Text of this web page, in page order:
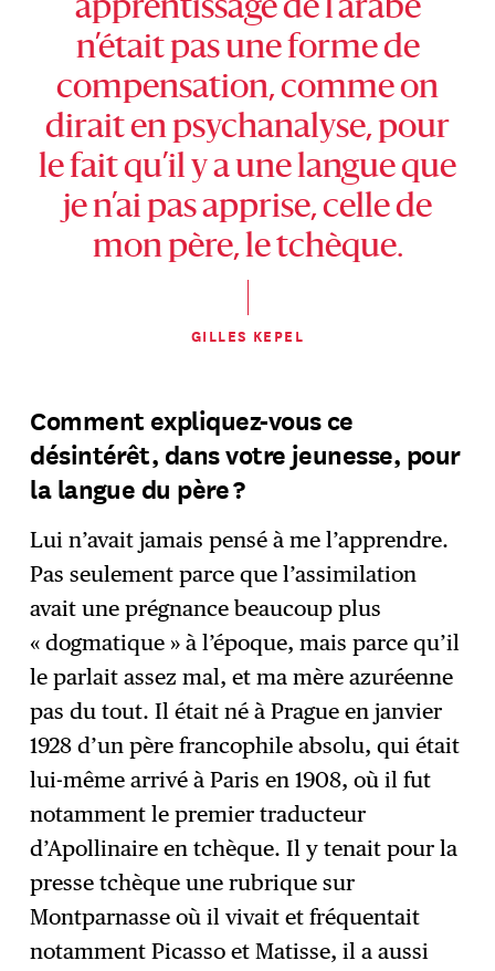
apprentissage de l’arabe
n’était pas une forme de
compensation, comme on
dirait en psychanalyse, pour
le fait qu’il y a une langue que
je n’ai pas apprise, celle de
mon père, le tchèque.
GILLES KEPEL
Comment expliquez-vous ce
désintérêt, dans votre jeunesse, pour
la langue du père ?
Lui n’avait jamais pensé à me l’apprendre.
Pas seulement parce que l’assimilation
avait une prégnance beaucoup plus
« dogmatique » à l’époque, mais parce qu’il
le parlait assez mal, et ma mère azuréenne
pas du tout. Il était né à Prague en janvier
1928 d’un père francophile absolu, qui était
lui-même arrivé à Paris en 1908, où il fut
notamment le premier traducteur
d’Apollinaire en tchèque. Il y tenait pour la
presse tchèque une rubrique sur
Montparnasse où il vivait et fréquentait
notamment Picasso et Matisse, il a aussi